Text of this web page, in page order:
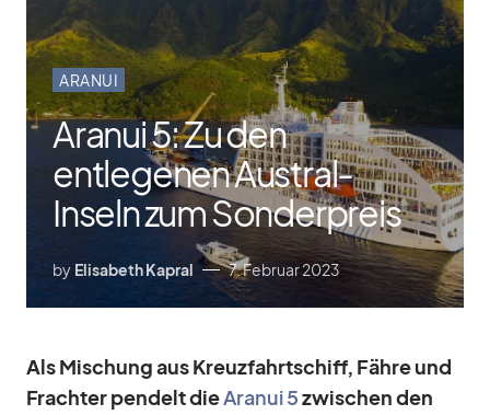
ARANUI
Aranui 5: Zu den
entlegenen Austral-
Inseln zum Sonderpreis
by Elisabeth Kapral 7. Februar 2023
Als Mi­schung aus Kreuz­fahrt­schiff, Fähre und
Frach­ter pen­delt dieAra­nui 5zwi­schen den